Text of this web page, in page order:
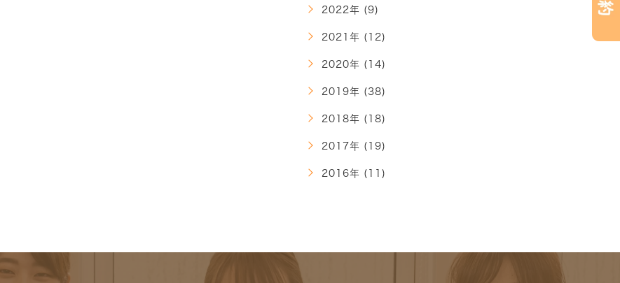
2022年 (9)
2021年 (12)
2020年 (14)
2019年 (38)
2018年 (18)
2017年 (19)
2016年 (11)